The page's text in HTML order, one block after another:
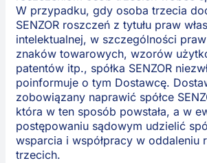
W przypadku, gdy osoba trzecia
SENZOR roszczeń z tytułu praw
intelektualnej, w szczególności
znaków towarowych, wzorów
patentów itp., spółka SENZOR
poinformuje o tym Dostawcę.
zobowiązany naprawić spółce
która w ten sposób powstała, a w
postępowaniu sądowym udzielić
wsparcia i współpracy w oddaleniu
trzecich.